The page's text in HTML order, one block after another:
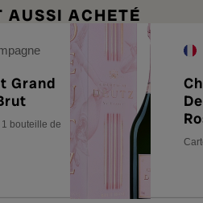
AUSSI ACHETÉ
Grand
bouteille de 75 cl